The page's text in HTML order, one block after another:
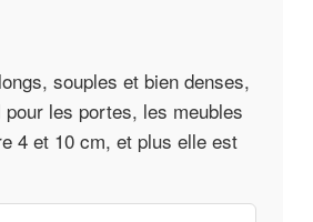
souples et bien denses,
les portes, les meubles
4 et 10 cm, et plus elle est